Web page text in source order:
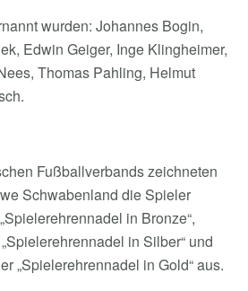
wurden: Johannes Bogin,
Edwin Geiger, Inge Klingheimer,
Thomas Pahling, Helmut
Fußballverbands zeichneten
Schwabenland die Spieler
in Bronze“,
in Silber“ und
„Spielerehrennadel in Gold“ aus.